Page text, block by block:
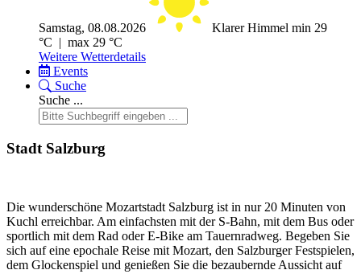
Samstag, 08.08.2026 Klarer Himmel min 29
°C | max 29 °C
Weitere Wetterdetails
Events
Suche
Suche ...
Stadt Salzburg
Die wunderschöne Mozartstadt Salzburg ist in nur 20 Minuten von
Kuchl erreichbar. Am einfachsten mit der S-Bahn, mit dem Bus oder
sportlich mit dem Rad oder E-Bike am Tauernradweg. Begeben Sie
sich auf eine epochale Reise mit Mozart, den Salzburger Festspielen,
dem Glockenspiel und genießen Sie die bezaubernde Aussicht auf